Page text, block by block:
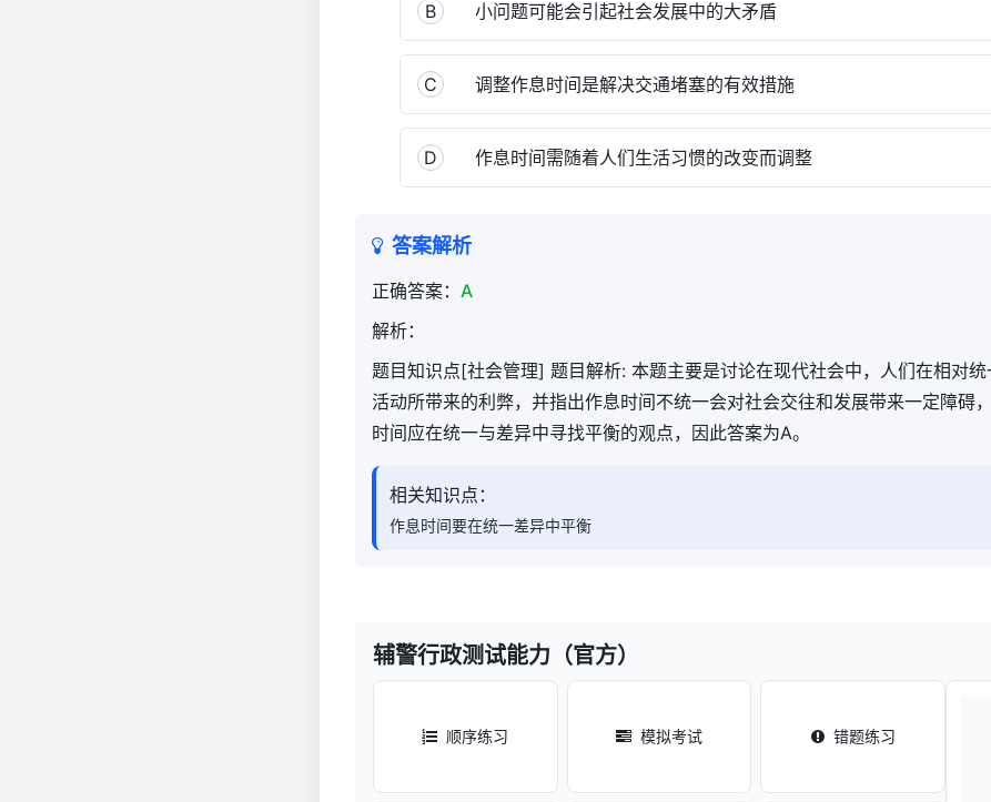
B 小问题可能会引起社会发展中的大矛盾
C 调整作息时间是解决交通堵塞的有效措施
D 作息时间需随着人们生活习惯的改变而调整
答案解析
正确答案： A
解析：
题目知识点[社会管理] 题目解析: 本题主要是讨论在现代社会中，人们在相对
活动所带来的利弊，并指出作息时间不统一会对社会交往和发展带来一定障碍
时间应在统一与差异中寻找平衡的观点，因此答案为A。
相关知识点：
作息时间要在统一差异中平衡
辅警行政测试能力（官方）
顺序练习 模拟考试 错题练习